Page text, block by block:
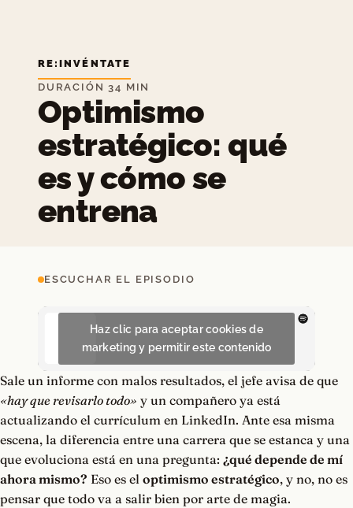
RE:INVÉNTATE
DURACIÓN 34 MIN
Optimismo
estratégico: qué
es y cómo se
entrena
ESCUCHAR EL EPISODIO
Haz clic para aceptar cookies de
marketing y permitir este contenido
Sale un informe con malos resultados, el jefe avisa de que
«hay que revisarlo todo» y un compañero ya está
actualizando el currículum en LinkedIn. Ante esa misma
escena, la diferencia entre una carrera que se estanca y una
que evoluciona está en una pregunta: ¿qué depende de mí
ahora mismo? Eso es el optimismo estratégico, y no, no es
pensar que todo va a salir bien por arte de magia.